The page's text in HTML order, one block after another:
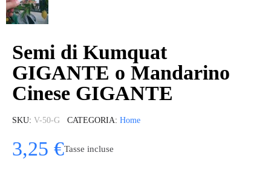
Semi di Kumquat
GIGANTE o Mandarino
Cinese GIGANTE
SKU V-50-G CATEGORIA Home
3,25 €Tasse incluse